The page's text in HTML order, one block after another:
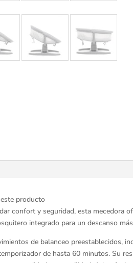
producto
confort y seguridad, esta mecedora
integrado para un descanso
de balanceo preestablecidos,
de hasta 60 minutos. Su